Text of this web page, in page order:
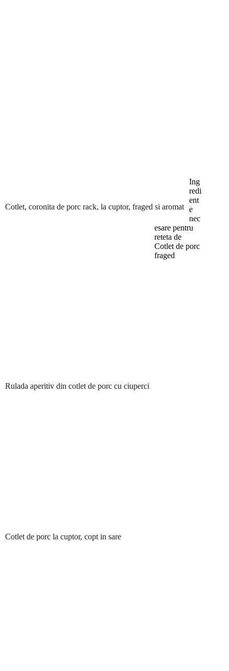
Cotlet, coronita de porc rack, la cuptor, fraged si aromat
Rulada aperitiv din cotlet de porc cu ciuperci
Cotlet de porc la cuptor, copt in sare
Ing
redi
ent
e
nec
esare pentru
reteta de
Cotlet de porc
fraged